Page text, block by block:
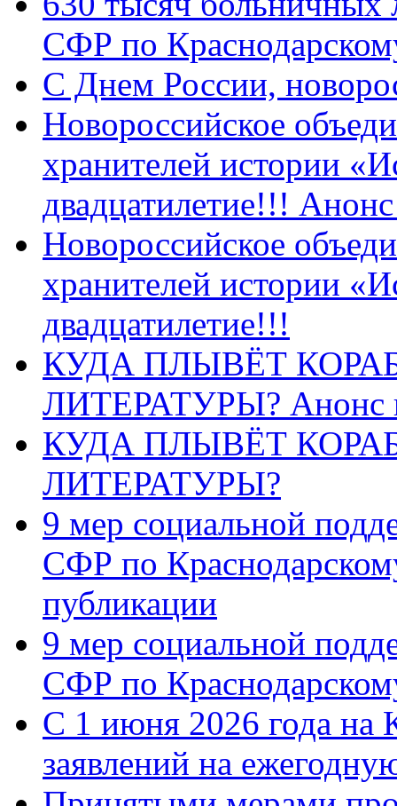
СФР по
C Днем России,
Новороссийское
хранителей истории
двадцатилетие!!!
Новороссийское
хранителей истории
двадцатилетие!!!
КУДА ПЛЫВЁТ
ЛИТЕРАТУРЫ? Анонс
КУДА ПЛЫВЁТ
ЛИТЕРАТУРЫ?
9 мер социальной
СФР по
публикации
9 мер социальной
СФР по
С 1 июня 2026 года на
заявлений на